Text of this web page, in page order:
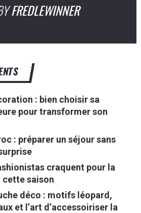
FREDLEWINNER
: bien choisir sa
pour transformer son
: préparer un séjour sans
craquent pour la
cette saison
déco : motifs léopard,
et l’art d’accessoiriser la